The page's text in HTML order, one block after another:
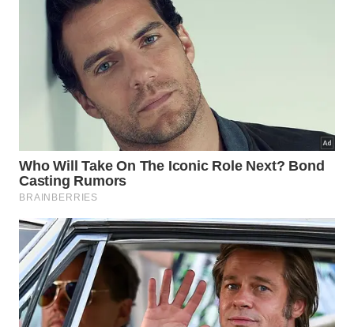
mundo e de sabor indescritível, com elevado grau
de pureza por ser cultivado sem qualquer
interferência do homem.
Na visita guiada os visitantes aprendem muito sobre